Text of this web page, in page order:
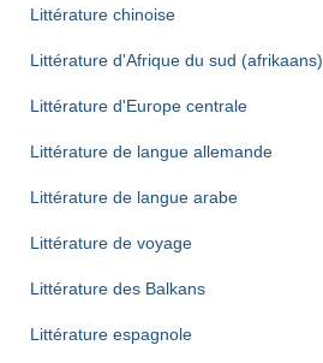
Littérature chinoise
Littérature d'Afrique du sud (afrikaans)
Littérature d'Europe centrale
Littérature de langue allemande
Littérature de langue arabe
Littérature de voyage
Littérature des Balkans
Littérature espagnole